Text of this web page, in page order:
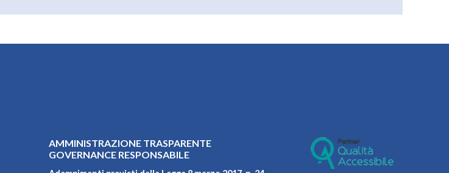
AMMINISTRAZIONE TRASPARENTE
GOVERNANCE RESPONSABILE